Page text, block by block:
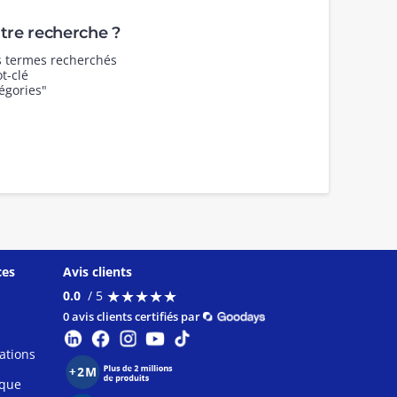
recherche ?
recherchés
clé
Avis clients
0.0 / 5 ★★★★★
★★★★★
0 avis clients certifiés par